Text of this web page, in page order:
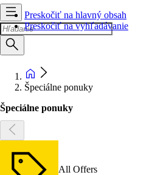
Preskočiť na hlavný obsah
Preskočiť na vyhľadávanie
Špeciálne ponuky
Špeciálne ponuky
All Offers